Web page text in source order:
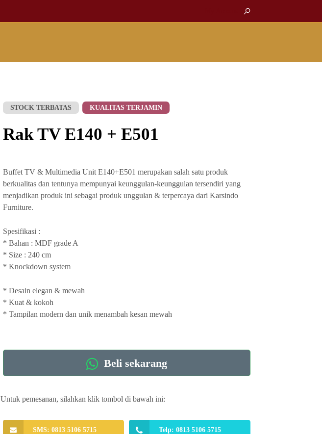
STOCK TERBATAS KUALITAS TERJAMIN
Rak TV E140 + E501
Buffet TV & Multimedia Unit E140+E501 merupakan salah satu produk
berkualitas dan tentunya mempunyai keunggulan-keunggulan tersendiri yang
menjadikan produk ini sebagai produk unggulan & terpercaya dari Karsindo
Furniture.
Spesifikasi :
* Bahan : MDF grade A
* Size : 240 cm
* Knockdown system
* Desain elegan & mewah
* Kuat & kokoh
* Tampilan modern dan unik menambah kesan mewah
Beli sekarang
Untuk pemesanan, silahkan klik tombol di bawah ini:
SMS: 0813 5106 5715 Telp: 0813 5106 5715